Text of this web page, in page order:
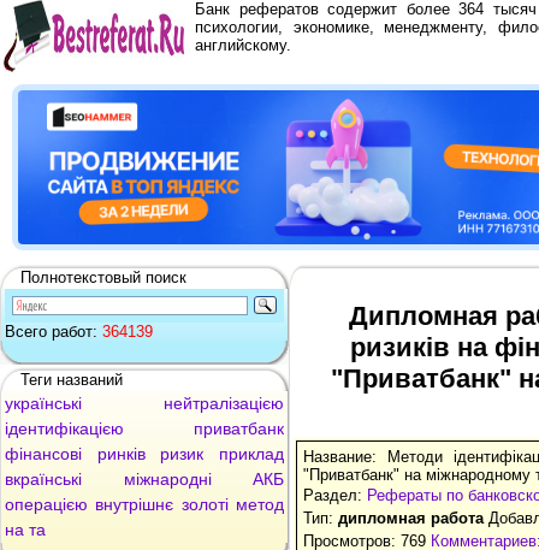
Банк рефератов содержит более 364
психологии, экономике, менеджменту,
английскому.
Полнотекстовый поиск
Всего работ: 364139
Теги названий
українські
нейтралізацією
ідентифікацією
приватбанк
фінансові
ринків ризик
приклад
вкраїнські
міжнародні
АКБ
операцією внутрішнє золоті метод
на та
Дипломная
ризиків на
"Приватбанк"
Название: Методи
"Приватбанк" на міжнародному
Раздел: Рефераты по
Тип: дипломная работа
Просмотров: 769